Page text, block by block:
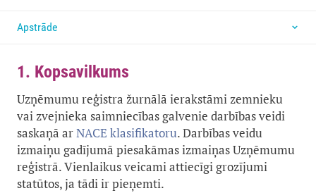
Apstrāde
1. Kopsavilkums
Uzņēmumu reģistra žurnālā ierakstāmi zemnieku
vai zvejnieka saimniecības galvenie darbības veidi
saskaņā arNACE klasifikatoru. Darbības veidu
izmaiņu gadījumā piesakāmas izmaiņas Uzņēmumu
reģistrā. Vienlaikus veicami attiecīgi grozījumi
statūtos, ja tādi ir pieņemti.